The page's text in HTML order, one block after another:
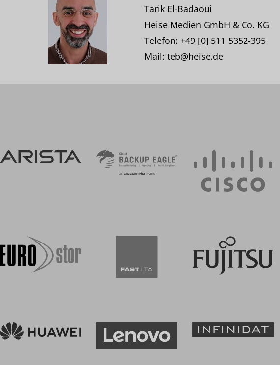
Tarik El-Badaoui
Heise Medien GmbH & Co. KG
Telefon: +49 [0] 511 5352-395
Mail: teb@heise.de